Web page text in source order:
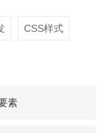
CSS样式
素